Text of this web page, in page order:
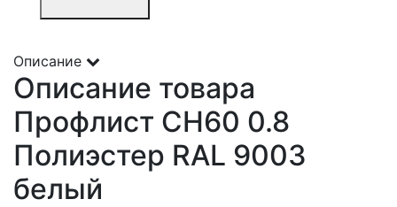
Описание
Описание товара
Профлист СН60 0.8
Полиэстер RAL 9003
белый